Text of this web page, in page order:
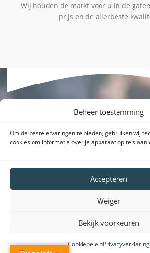
Beheer toestemming
Om de beste ervaringen te bieden, gebruiken wij
cookies om informatie over je apparaat op te slaan
Accepteren
Weiger
Bekijk voorkeuren
CookiebeleidPrivacyverklaring
Wij houden de markt voor u in de
prijs en de allerbeste